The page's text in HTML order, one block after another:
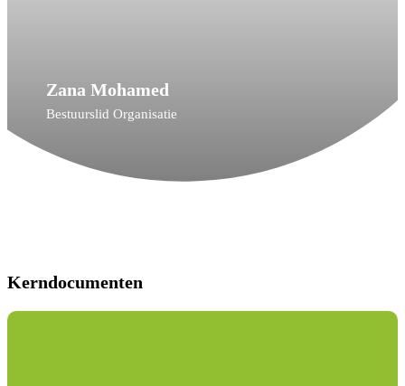
Zana Mohamed
Bestuurslid Organisatie
Kerndocumenten